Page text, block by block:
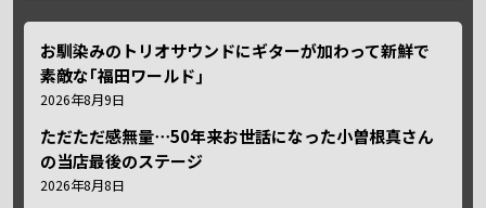
お馴染みのトリオサウンドにギターが加わって新鮮で
素敵な｢福田ワールド｣
2026年8月9日
ただただ感無量⋯50年来お世話になった小曽根真さん
の当店最後のステージ
2026年8月8日